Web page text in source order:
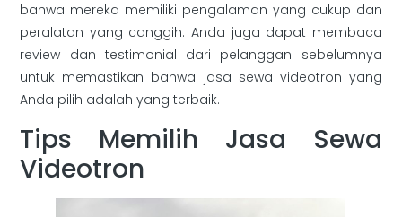
bahwa mereka memiliki pengalaman yang cukup dan
peralatan yang canggih. Anda juga dapat membaca
review dan testimonial dari pelanggan sebelumnya
untuk memastikan bahwa jasa sewa videotron yang
Anda pilih adalah yang terbaik.
Tips Memilih Jasa Sewa
Videotron